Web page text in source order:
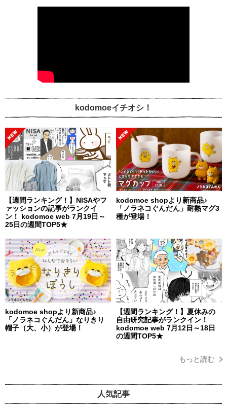
kodomoeイチオシ！
【週間ランキング！】NISAやフ
ァッションの記事がランクイ
ン！ kodomoe web 7月19日～
25日の週間TOP5★
kodomoe shopより新商品♪
「ノラネコぐんだん」耐熱マグ3
種が登場！
kodomoe shopより新商品♪
「ノラネコぐんだん」なりきり
帽子（大、小）が登場！
【週間ランキング！】夏休みの
自由研究記事がランクイン！
kodomoe web 7月12日～18日
の週間TOP5★
もっと読む
人気記事